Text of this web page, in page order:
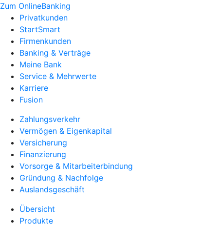
Zum OnlineBanking
Privatkunden
StartSmart
Firmenkunden
Banking & Verträge
Meine Bank
Service & Mehrwerte
Karriere
Fusion
Zahlungsverkehr
Vermögen & Eigenkapital
Versicherung
Finanzierung
Vorsorge & Mitarbeiterbindung
Gründung & Nachfolge
Auslandsgeschäft
Übersicht
Produkte